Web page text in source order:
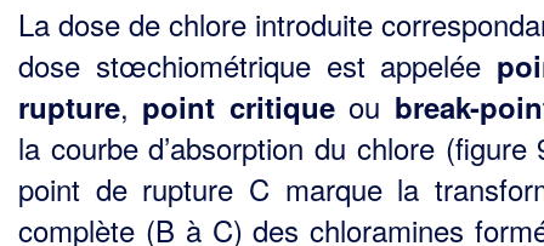
La dose de chlore introduite
dose stœchiométrique est appelée
rupture, point critiqueou break-
la courbe d’absorption du chlore (figure
point de rupture C marque la
complète (B à C) des chloramines